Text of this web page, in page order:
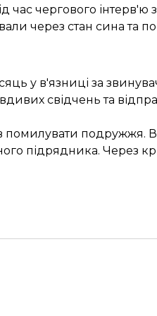
час чергового
через стан сина та
у в'язниці за
свідчень та
помилувати подружжя.
підрядника. Через